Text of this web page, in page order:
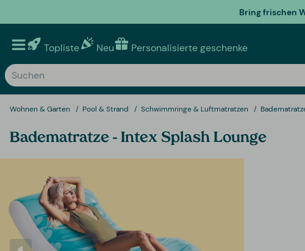
Bring frischen
Topliste Neu Personalisierte geschenke
Wohnen & Garten Pool & Strand Schwimmringe & Luftmatratzen
Badematratze - Intex Splash Lounge